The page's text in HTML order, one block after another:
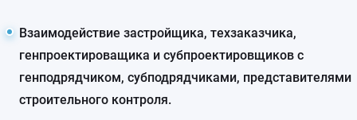
Взаимодействие застройщика, техзаказчика,
генпроектироващика и субпроектировщиков с
генподрядчиком, субподрядчиками, представителями
строительного контроля.